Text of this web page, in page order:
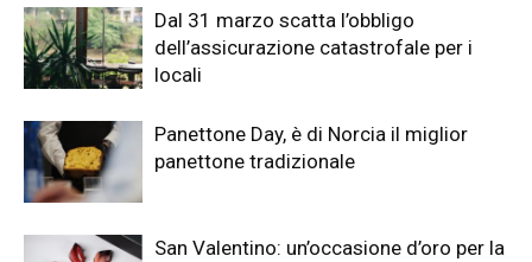
Dal 31 marzo scatta l’obbligo
dell’assicurazione catastrofale per i
locali
Panettone Day, è di Norcia il miglior
panettone tradizionale
San Valentino: un’occasione d’oro per la